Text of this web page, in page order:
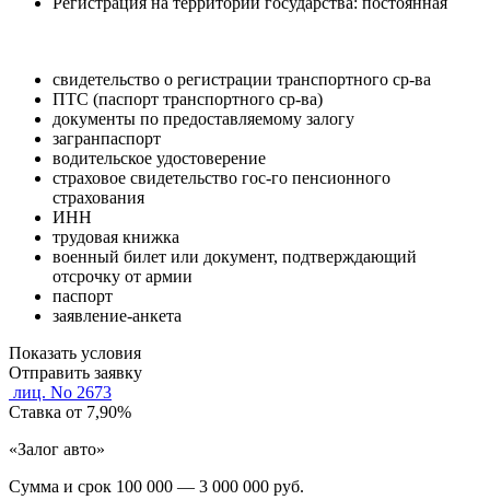
свидетельство о регистрации транспортного ср-ва
ПТС (паспорт транспортного ср-ва)
документы по предоставляемому залогу
загранпаспорт
водительское удостоверение
страховое свидетельство гос-го пенсионного
страхования
ИНН
трудовая книжка
военный билет или документ, подтверждающий
отсрочку от армии
паспорт
заявление-анкета
Показать условия
Отправить заявку
лиц. No 2673
Ставка от 7,90%
«Залог авто»
Сумма и срок 100 000 — 3 000 000 руб.